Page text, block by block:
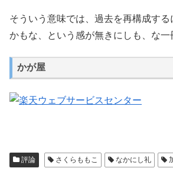
そういう意味では、過去を再構成す
かもな、という感が無きにしも、な一
かが屋
評論 さくらももこ なかにし礼